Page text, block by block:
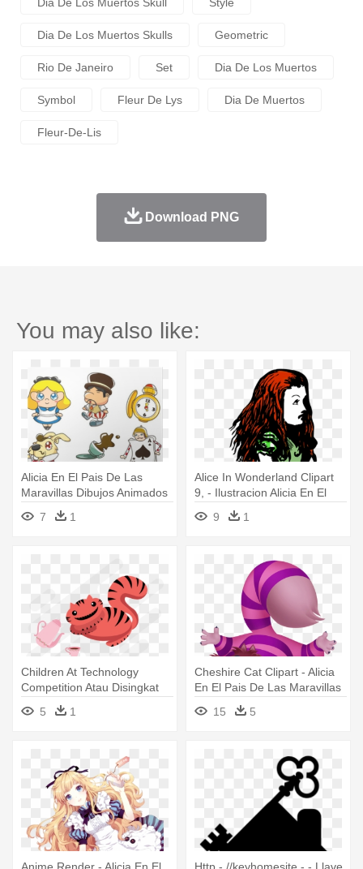
Dia De Los Muertos Skull Style
Dia De Los Muertos Skulls Geometric
Rio De Janeiro Set Dia De Los Muertos
Symbol Fleur De Lys Dia De Muertos
Fleur-De-Lis
Download PNG
You may also like:
Alicia En El Pais De Las
Maravillas Dibujos Animados
7
1
Alice In Wonderland Clipart
9, - Ilustracion Alicia En El
Pais De Las Maravillas Png
9 1
Children At Technology
Competition Atau Disingkat
Crayon - Alicia En El Pais De
Las Maravillas
5 1
Cheshire Cat Clipart - Alicia
En El Pais De Las Maravillas
15 5